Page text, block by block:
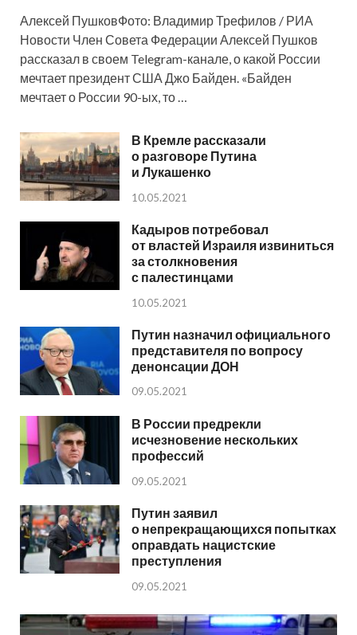
Алексей ПушковФото: Владимир Трефилов / РИА
Новости Член Совета Федерации Алексей Пушков
рассказал в своем Telegram-канале, о какой России
мечтает президент США Джо Байден. «Байден
мечтает о России 90-ых, то …
В Кремле рассказали
о разговоре Путина
и Лукашенко
10.05.2021
Кадыров потребовал
от властей Израиля извиниться
за столкновения
с палестинцами
10.05.2021
Путин назначил официального
представителя по вопросу
денонсации ДОН
09.05.2021
В России предрекли
исчезновение нескольких
профессий
09.05.2021
Путин заявил
о непрекращающихся попытках
оправдать нацистские
преступления
09.05.2021